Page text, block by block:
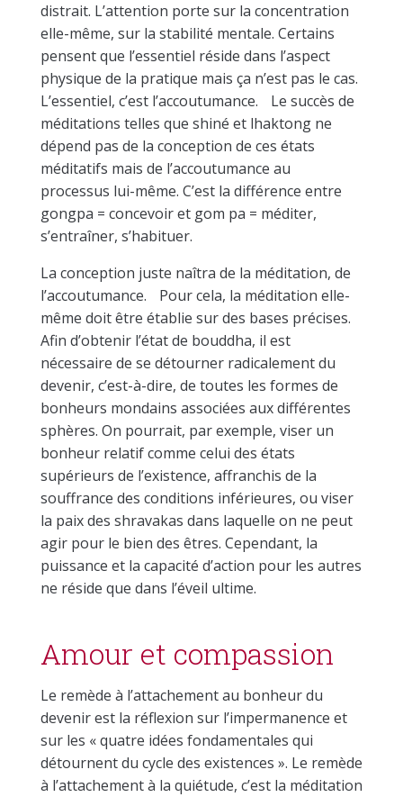
distrait. L’attention porte sur la concentration
elle-même, sur la stabilité mentale. Certains
pensent que l’essentiel réside dans l’aspect
physique de la pratique mais ça n’est pas le cas.
L’essentiel, c’est l’accoutumance. Le succès de
méditations telles que shiné et lhaktong ne
dépend pas de la conception de ces états
méditatifs mais de l’accoutumance au
processus lui-même. C’est la différence entre
gongpa = concevoir et gom pa = méditer,
s’entraîner, s’habituer.
La conception juste naîtra de la méditation, de
l’accoutumance. Pour cela, la méditation elle-
même doit être établie sur des bases précises.
Afin d’obtenir l’état de bouddha, il est
nécessaire de se détourner radicalement du
devenir, c’est-à-dire, de toutes les formes de
bonheurs mondains associées aux différentes
sphères. On pourrait, par exemple, viser un
bonheur relatif comme celui des états
supérieurs de l’existence, affranchis de la
souffrance des conditions inférieures, ou viser
la paix des shravakas dans laquelle on ne peut
agir pour le bien des êtres. Cependant, la
puissance et la capacité d’action pour les autres
ne réside que dans l’éveil ultime.
Amour et compassion
Le remède à l’attachement au bonheur du
devenir est la réflexion sur l’impermanence et
sur les « quatre idées fondamentales qui
détournent du cycle des existences ». Le remède
à l’attachement à la quiétude, c’est la méditation